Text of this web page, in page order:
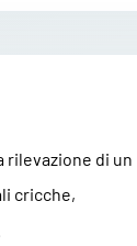
di un
cricche,